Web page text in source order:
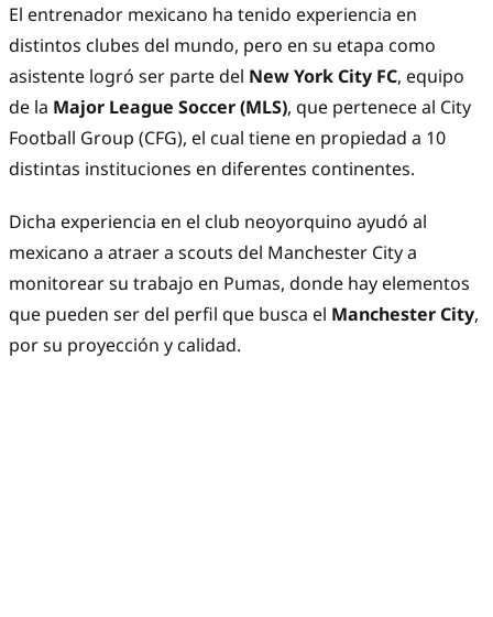
El entrenador mexicano ha tenido experiencia en
distintos clubes del mundo, pero en su etapa como
asistente logró ser parte del New York City FC, equipo
de la Major League Soccer (MLS), que pertenece al City
Football Group (CFG), el cual tiene en propiedad a 10
distintas instituciones en diferentes continentes.
Dicha experiencia en el club neoyorquino ayudó al
mexicano a atraer a scouts del Manchester City a
monitorear su trabajo en Pumas, donde hay elementos
que pueden ser del perfil que busca el Manchester City,
por su proyección y calidad.